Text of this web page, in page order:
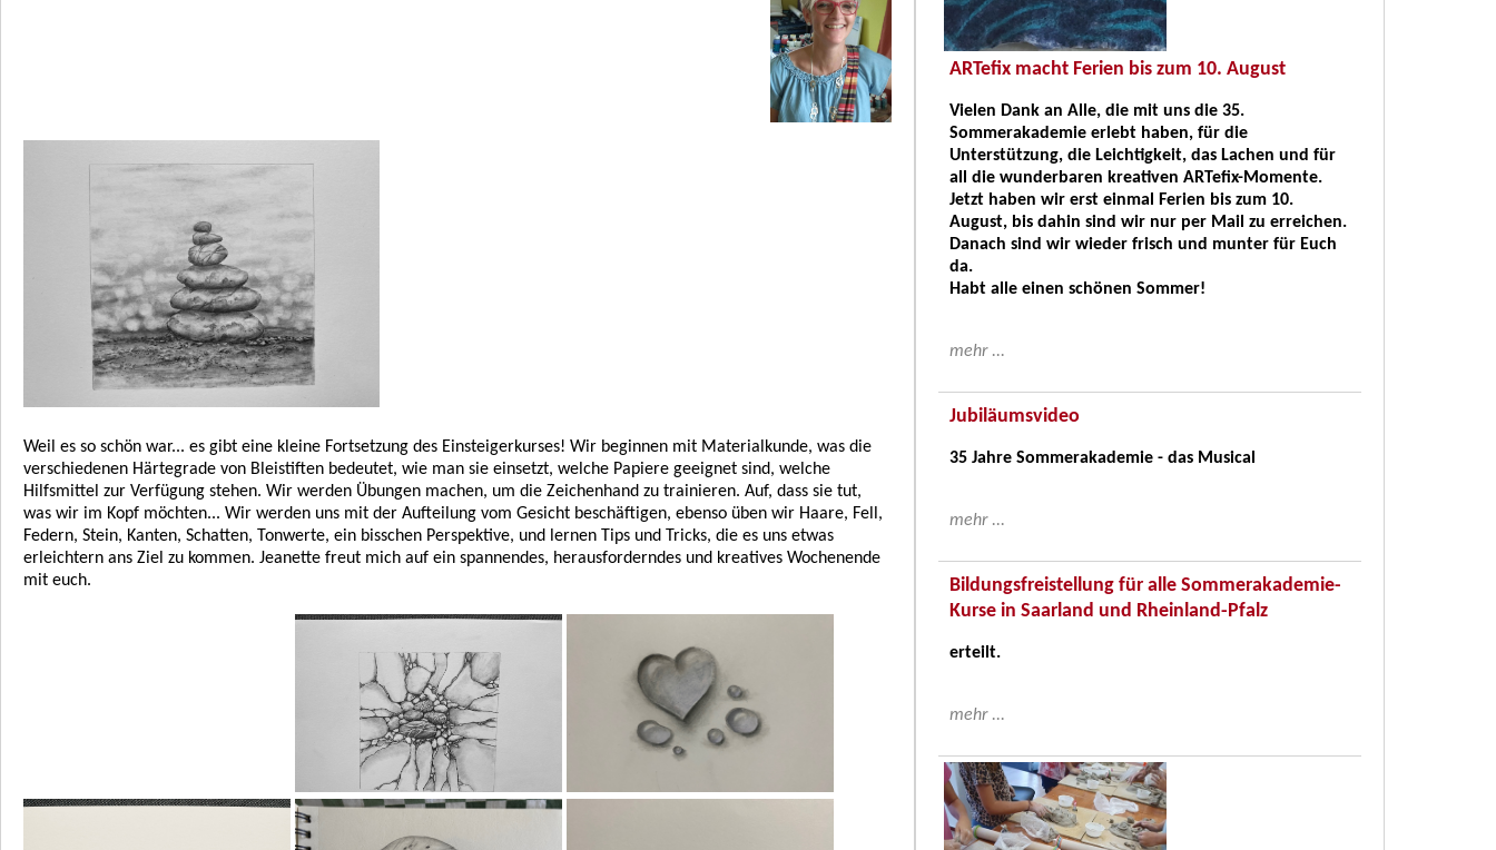
Weil es so schön war... es gibt eine kleine Fortsetzung des Einsteigerkurses! Wir beginnen mit Materialkunde, was die
verschiedenen Härtegrade von Bleistiften bedeutet, wie man sie einsetzt, welche Papiere geeignet sind, welche
Hilfsmittel zur Verfügung stehen. Wir werden Übungen machen, um die Zeichenhand zu trainieren. Auf, dass sie tut,
was wir im Kopf möchten... Wir werden uns mit der Aufteilung vom Gesicht beschäftigen, ebenso üben wir Haare, Fell,
Federn, Stein, Kanten, Schatten, Tonwerte, ein bisschen Perspektive, und lernen Tips und Tricks, die es uns etwas
erleichtern ans Ziel zu kommen. Jeanette freut mich auf ein spannendes, herausforderndes und kreatives Wochenende
mit euch.
ARTefix macht Ferien bis zum 10. August
Vielen Dank an Alle, die mit uns die 35.
Sommerakademie erlebt haben, für die
Unterstützung, die Leichtigkeit, das Lachen und für
all die wunderbaren kreativen ARTefix-Momente.
Jetzt haben wir erst einmal Ferien bis zum 10.
August, bis dahin sind wir nur per Mail zu erreichen.
Danach sind wir wieder frisch und munter für Euch
da.
Habt alle einen schönen Sommer!
mehr ...
Jubiläumsvideo
35 Jahre Sommerakademie - das Musical
mehr ...
Bildungsfreistellung für alle Sommerakademie-
Kurse in Saarland und Rheinland-Pfalz
erteilt.
mehr ...